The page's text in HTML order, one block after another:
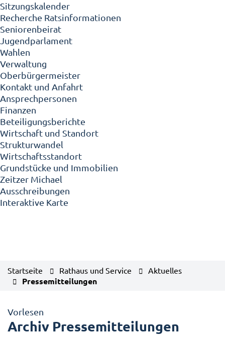
Sitzungskalender
Recherche Ratsinformationen
Seniorenbeirat
Jugendparlament
Wahlen
Verwaltung
Oberbürgermeister
Kontakt und Anfahrt
Ansprechpersonen
Finanzen
Beteiligungsberichte
Wirtschaft und Standort
Strukturwandel
Wirtschaftsstandort
Grundstücke und Immobilien
Zeitzer Michael
Ausschreibungen
Interaktive Karte
Startseite Rathaus und Service Aktuelles
Pressemitteilungen
Vorlesen
Archiv Pressemitteilungen